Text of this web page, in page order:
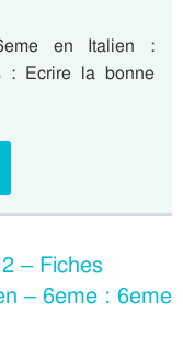
en Italien :
: Ecrire la bonne
– Fiches
– 6eme : 6eme